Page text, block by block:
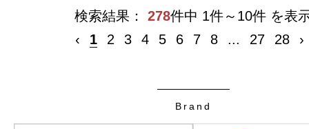
検索結果： 278件中 1件～10件 を表
‹
1 2 3 4 5 6 7 8 ... 27 28 ›
Brand